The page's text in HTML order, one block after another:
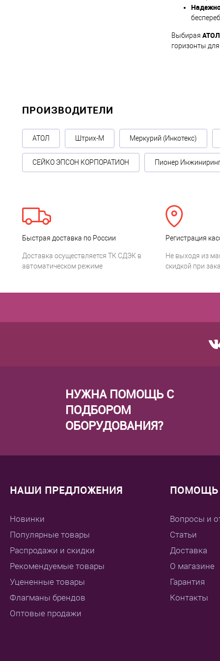
Выбирая
горизонты
ПРОИЗВОДИТЕЛИ
АТОЛ Штрих-М Меркурий (Инкотекс)
СЕЙКО ЭПСОН КОРПОРАТИОН Пионер
Быстрая доставка по России
Доставка осуществляется ТК СДЭК в
автоматическом режиме
Регистрация
Не выходя из
скидкой при
НУЖНА ПОМОЩЬ С
ПОДБОРОМ
ОБОРУДОВАНИЯ?
НАШИ ПРЕДЛОЖЕНИЯ
Новинки
Популярные товары
Распродажи и скидки
Рекомендуемые товары
Уцененные товары
Флагманы брендов
Оптовые продажи
ПОМОЩЬ
Вопросы и
Статьи
Доставка
О магазине
Гарантия
Контакты